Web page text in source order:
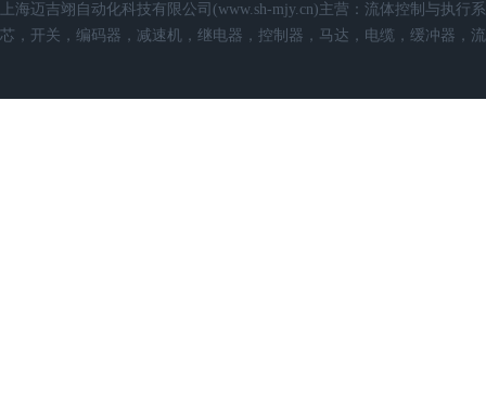
上海迈吉翊自动化科技有限公司(www.sh-mjy.cn)主营：流体控制与执
芯，开关，编码器，减速机，继电器，控制器，马达，电缆，缓冲器，